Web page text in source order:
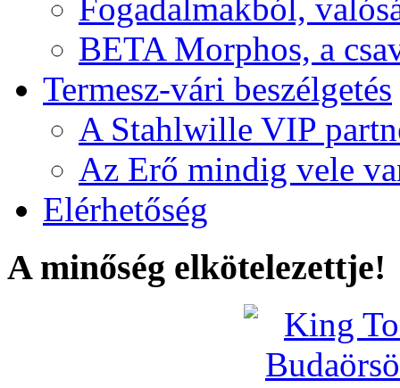
Fogadalmakból,
BETA Morphos, a
Termesz-vári beszélgetés
A Stahlwille VIP
Az Erő mindig vele
Elérhetőség
A minőség elkötelezettje!